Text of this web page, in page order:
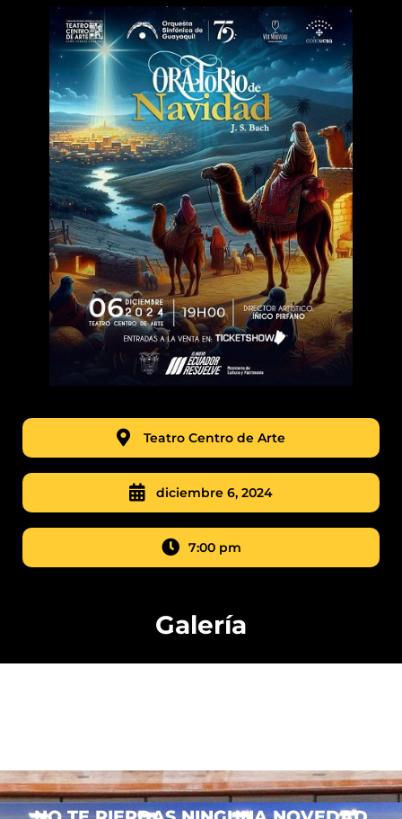
Teatro Centro de Arte
diciembre 6, 2024
7:00 pm
Galería